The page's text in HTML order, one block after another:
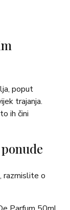
poput
trajanja.
ih čini
razmislite o